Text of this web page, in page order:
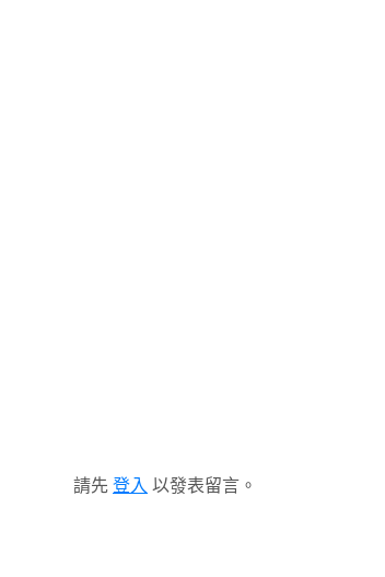
請先 登入 以發表留言。